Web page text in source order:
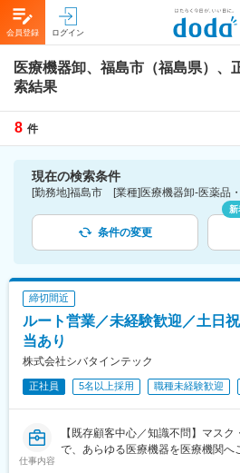
会員登録 ログイン
医療機器卸、福島市（福島県）、
索結果
8 件
現在の検索条件
条件の変更
新
締切間近
ルート営業／未経験歓迎／土日
当あり
株式会社シバタインテック
正社員 5名以上採用 職種未経験歓迎
仕事内容
【既存顧客中心／知識不問】マス
で、あらゆる医療機器を医療機関へ